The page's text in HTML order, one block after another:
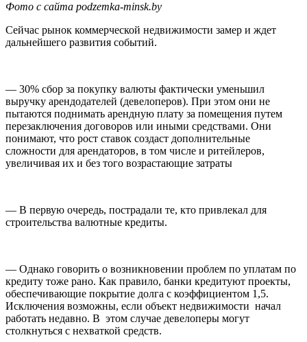
Фото с сайта podzemka-minsk.by
Сейчас рынок коммерческой недвижимости замер и ждет
дальнейшего развития событий.
— 30% сбор за покупку валюты фактически уменьшил
выручку арендодателей (девелоперов). При этом они не
пытаются поднимать арендную плату за помещения путем
перезаключения договоров или иными средствами. Они
понимают, что рост ставок создаст дополнительные
сложности для арендаторов, в том числе и ритейлеров,
увеличивая их и без того возрастающие затраты
— В первую очередь, пострадали те, кто привлекал для
строительства валютные кредиты.
— Однако говорить о возникновении проблем по уплатам по
кредиту тоже рано. Как правило, банки кредитуют проекты,
обеспечивающие покрытие долга с коэффициентом 1,5.
Исключения возможны, если объект недвижимости начал
работать недавно. В этом случае девелоперы могут
столкнуться с нехваткой средств.